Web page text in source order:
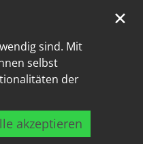
sind. Mit
selbst
der
akzeptieren
✕